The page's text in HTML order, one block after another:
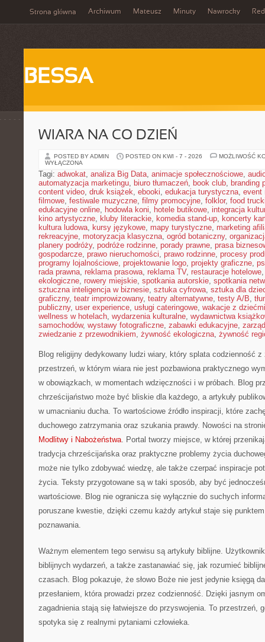
Strona główna Archiwum Mateusz Minuty Nawrocky
BESSA
WIARA NA CO DZIEŃ
POSTED BY ADMIN POSTED ON KWI - 7 - 2026
MOŻLIWOŚĆ
WYŁĄCZONA
Tagi: adwokat, analiza Big Data, animacje społecznościowe,
automatyzacja marketingu, biuro tłumaczeń, book club, branding
content video, druk książek, ebooki, edukacja turystyczna, event
filmowe, festiwale muzyczne, filmy promocyjne, folklor, food
edukacyjne online, hodowla koni, hotele butikowe, integracja
kino artystyczne, kluby literackie, komedia stand-up, koncerty
kultura ludowa, kursy językowe, mapy turystyczne, marketing
rekreacyjne, motoryzacja klasyczna, ogród botaniczny,
planery podróży, podróże rodzinne, porady prawne, prasa
gospodarcze, prawo nieruchomości, prawo rodzinne, procesy
programy lojalnościowe, projektowanie logo, projekty graficzne,
rada prawna, reklama prasowa, reklama TV, restauracje hotelowe
ekologiczne, rowery miejskie, spotkania autorskie, spotkania
sztuczna inteligencja w biznesie, sztuka cyfrowa, sztuka dla
graficzny, teatr improwizowany, teatry alternatywne, testy A/B,
publiczny, user experience, usługi cateringowe, wakacje z dziećmi
wellness w hotelach, wydarzenia kulturalne, wydawnictwa
samochodów, wystawy fotograficzne, zabawki edukacyjne,
zwiedzanie z przewodnikiem, żywność ekologiczna, żywność
Blog religijny dedykowany ludzi wiary, który splata codzienność
przestrzeń, w którym wiara nie jest pozbawiona praktycznego
w obowiązkach, w momentach wdzięczności i w próbach. Blog
chrześcijaństwo może być bliskie dla każdego, a artykuły
w umacnianiu ducha. To wartościowe źródło inspiracji, które
duchowego zatrzymania oraz szukania prawdy. Nowości na
Modlitwy i Nabożeństwa. Portal tworzy miejsce, w której
tradycja chrześcijańska oraz praktyczne problemy życia
może nie tylko zdobywać wiedzę, ale także czerpać inspiracje
życia. Teksty przygotowane są w taki sposób, aby być
wartościowe. Blog nie ogranicza się wyłącznie do suchych
poruszane kwestie, dzięki czemu każdy artykuł staje się
poznawania.
Ważnym elementem tego serwisu są artykuły biblijne.
biblijnych wydarzeń, a także zastanawiać się, jak rozumieć
czasach. Blog pokazuje, że słowo Boże nie jest jedynie księgą
przesłaniem, która prowadzi przez codzienność. Dzięki jasnym
zagadnienia stają się łatwiejsze do przyswojenia. To przestrzeń,
spotyka się z realnymi pytaniami człowieka.